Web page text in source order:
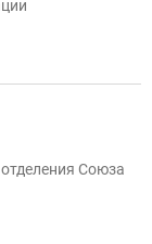
Союза